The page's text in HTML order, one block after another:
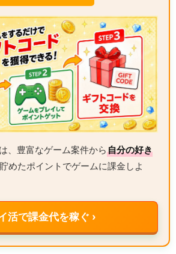
、豊富なゲーム案件から自分の好き
貯めたポイントでゲームに課金しよ
活で課金代を稼ぐ ›